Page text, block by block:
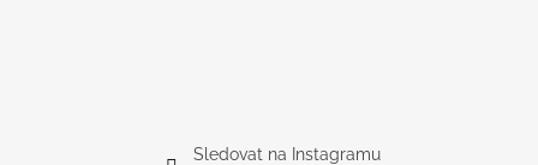
Sledovat na Instagramu